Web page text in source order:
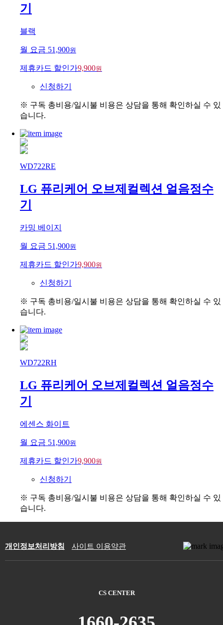
기
블랙
월 요금 51,900원
제휴카드 할인가9,900원
신청하기
※ 구독 총비용/일시불 비용은 상담을 통해 확인하실 수 있
습니다.
WD722RE
LG 퓨리케어 오브제컬렉션 얼음정수
기
카밍 베이지
월 요금 51,900원
제휴카드 할인가9,900원
신청하기
※ 구독 총비용/일시불 비용은 상담을 통해 확인하실 수 있
습니다.
WD722RH
LG 퓨리케어 오브제컬렉션 얼음정수
기
에센스 화이트
월 요금 51,900원
제휴카드 할인가9,900원
신청하기
※ 구독 총비용/일시불 비용은 상담을 통해 확인하실 수 있
습니다.
개인정보처리방침 사이트 이용약관
CS CENTER